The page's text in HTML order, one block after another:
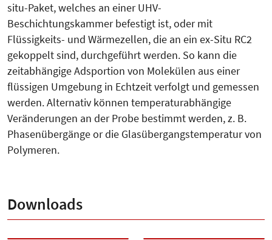
situ-Paket, welches an einer UHV-
Beschichtungskammer befestigt ist, oder mit
Flüssigkeits- und Wärmezellen, die an ein ex-Situ RC2
gekoppelt sind, durchgeführt werden. So kann die
zeitabhängige Adsportion von Molekülen aus einer
flüssigen Umgebung in Echtzeit verfolgt und gemessen
werden. Alternativ können temperaturabhängige
Veränderungen an der Probe bestimmt werden, z. B.
Phasenübergänge or die Glasübergangstemperatur von
Polymeren.
Downloads